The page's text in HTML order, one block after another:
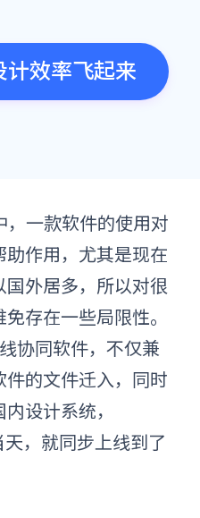
效率飞起来
一款软件的使用对
作用，尤其是现在
外居多，所以对很
存在一些局限性。
协同软件，不仅兼
的文件迁入，同时
设计系统，
，就同步上线到了